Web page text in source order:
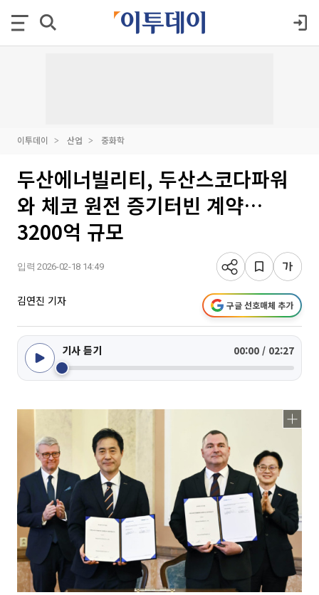
이투데이 산업 중화학
두산에너빌리티, 두산스코다파워
와 체코 원전 증기터빈 계약…
3200억 규모
입력 2026-02-18 14:49
김연진 기자 구글 선호매체 추가
기사 듣기 00:00 / 02:27